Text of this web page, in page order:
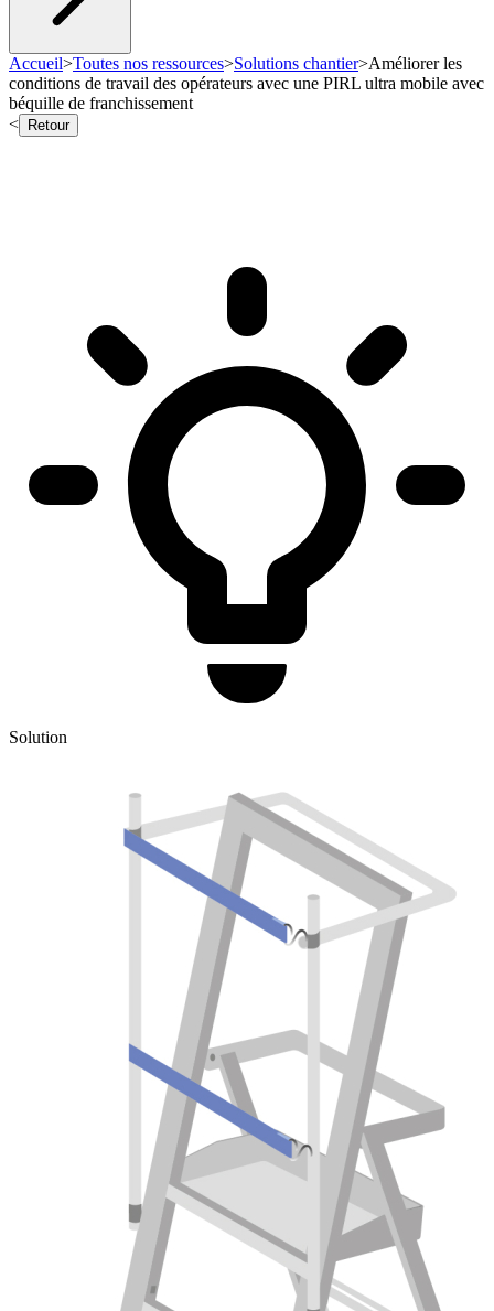
Accueil>Toutes nos ressources>Solutions chantier>Améliorer les
conditions de travail des opérateurs avec une PIRL ultra mobile avec
béquille de franchissement
<
Retour
Solution